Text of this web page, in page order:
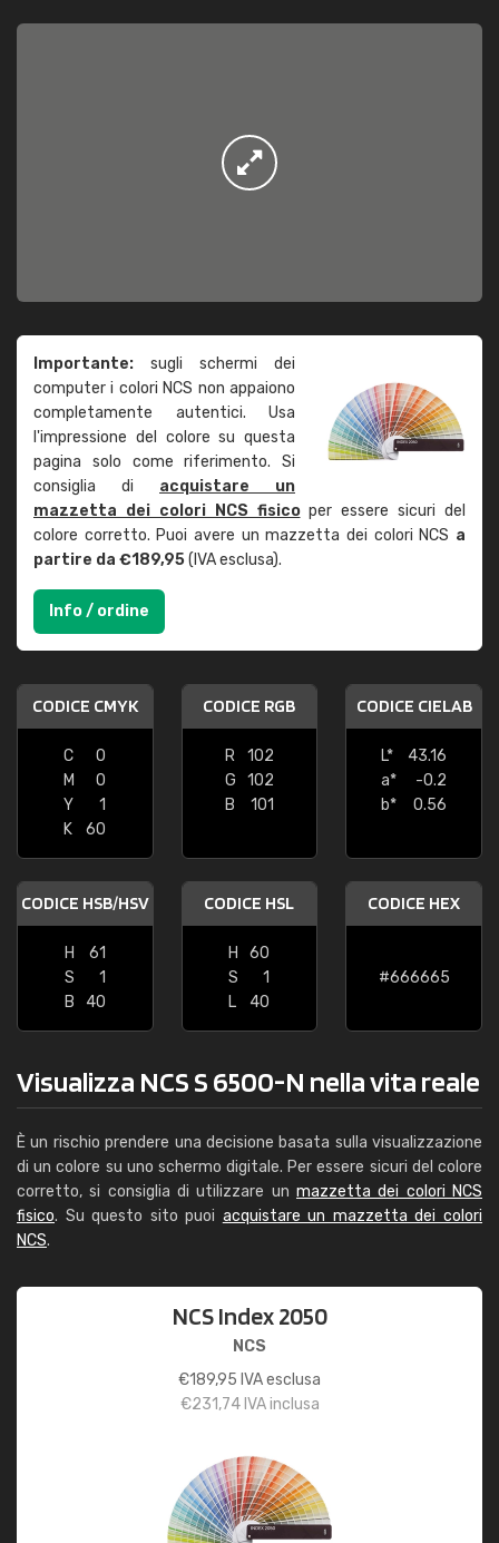
Importante: sugli schermi dei
computer i colori NCS non appaiono
completamente autentici. Usa
l'impressione del colore su questa
pagina solo come riferimento. Si
consiglia di acquistare un
mazzetta dei colori NCS fisicoper essere sicuri del
colore corretto. Puoi avere un mazzetta dei colori NCS a
partire da €189,95(IVA esclusa).
Info / ordine
CODICE CMYK
C
0
M
0
Y
1
K
60
CODICE RGB
R
102
G
102
B
101
CODICE CIELAB
L*
43.16
a*
-0.2
b*
0.56
CODICE HSB/HSV
H
61
S
1
B
40
CODICE HSL
H
60
S
1
L
40
CODICE HEX
#666665
Visualizza NCS S 6500-N nella vita reale
È un rischio prendere una decisione basata sulla visualizzazione
di un colore su uno schermo digitale. Per essere sicuri del colore
corretto, si consiglia di utilizzare un mazzetta dei colori NCS
fisico. Su questo sito puoi acquistare un mazzetta dei colori
NCS.
NCS Index 2050
NCS
€189,95 IVA esclusa
€231,74IVA inclusa